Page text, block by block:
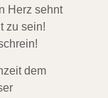
Herz sehnt
zu sein!
dem